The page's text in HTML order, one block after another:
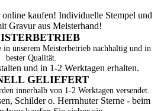
unserem Meisterbetrieb nachhaltig und in
bester Qualität.
GELIEFERT
innerhalb von 1-2 Werktagen versendet.